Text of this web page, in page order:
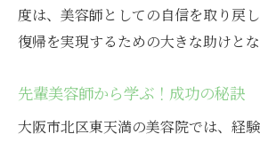
大阪市北区東天満で働く！美
復帰を応援する求人
働きながらスキルアップで
北区東天満の美容院求人を
度は、美容師としての自信を取り戻
復帰を実現するための大きな助けとな
先輩美容師から学ぶ！成功の秘訣
大阪市北区東天満の美容院では、経